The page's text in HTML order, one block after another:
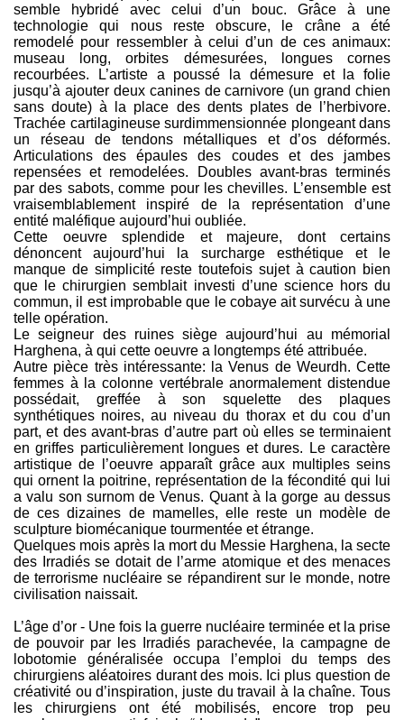
semble hybridé avec celui d’un bouc. Grâce à une
technologie qui nous reste obscure, le crâne a été
remodelé pour ressembler à celui d’un de ces animaux:
museau long, orbites démesurées, longues cornes
recourbées. L’artiste a poussé la démesure et la folie
jusqu’à ajouter deux canines de carnivore (un grand chien
sans doute) à la place des dents plates de l’herbivore.
Trachée cartilagineuse surdimmensionnée plongeant dans
un réseau de tendons métalliques et d’os déformés.
Articulations des épaules des coudes et des jambes
repensées et remodelées. Doubles avant-bras terminés
par des sabots, comme pour les chevilles. L’ensemble est
vraisemblablement inspiré de la représentation d’une
entité maléfique aujourd’hui oubliée.
Cette oeuvre splendide et majeure, dont certains
dénoncent aujourd’hui la surcharge esthétique et le
manque de simplicité reste toutefois sujet à caution bien
que le chirurgien semblait investi d’une science hors du
commun, il est improbable que le cobaye ait survécu à une
telle opération.
Le seigneur des ruines siège aujourd’hui au mémorial
Harghena, à qui cette oeuvre a longtemps été attribuée.
Autre pièce très intéressante: la Venus de Weurdh. Cette
femmes à la colonne vertébrale anormalement distendue
possédait, greffée à son squelette des plaques
synthétiques noires, au niveau du thorax et du cou d’un
part, et des avant-bras d’autre part où elles se terminaient
en griffes particulièrement longues et dures. Le caractère
artistique de l’oeuvre apparaît grâce aux multiples seins
qui ornent la poitrine, représentation de la fécondité qui lui
a valu son surnom de Venus. Quant à la gorge au dessus
de ces dizaines de mamelles, elle reste un modèle de
sculpture biomécanique tourmentée et étrange.
Quelques mois après la mort du Messie Harghena, la secte
des Irradiés se dotait de l’arme atomique et des menaces
de terrorisme nucléaire se répandirent sur le monde, notre
civilisation naissait.
L’âge d’or - Une fois la guerre nucléaire terminée et la prise
de pouvoir par les Irradiés parachevée, la campagne de
lobotomie généralisée occupa l’emploi du temps des
chirurgiens aléatoires durant des mois. Ici plus question de
créativité ou d’inspiration, juste du travail à la chaîne. Tous
les chirurgiens ont été mobilisés, encore trop peu